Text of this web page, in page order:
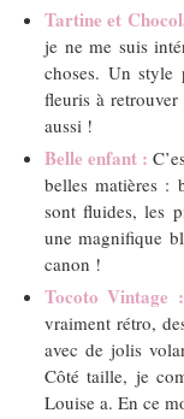
Tartine et
je ne me suis
choses. Un style
fleuris à retrouver
aussi !
Belle enfant :
belles matières :
sont fluides, les
une magnifique
canon !
Tocoto Vintage :
vraiment rétro,
avec de jolis
Côté taille, je
Louise a. En ce